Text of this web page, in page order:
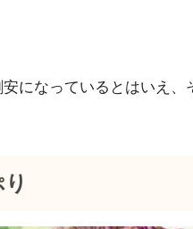
になっているとはいえ、